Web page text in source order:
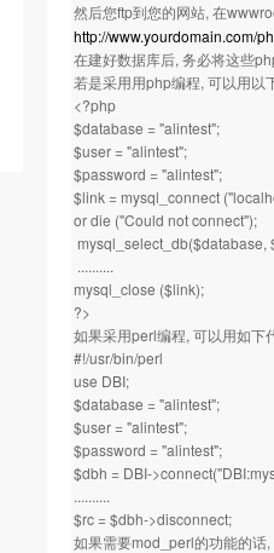
然后您ftp到您的网站, 在
http://www.yourdomain.com/
在建好数据库后, 务必将这些
若是采用用php编程, 可以用以
<?php
$database = "alintest";
$user = "alintest";
$password = "alintest";
$link = mysql_connect
or die ("Could not connect");
mysql_select_db($database,
..........
mysql_close ($link);
?>
如果采用perl编程, 可以用如下
#!/usr/bin/perl
use DBI;
$database = "alintest";
$user = "alintest";
$password = "alintest";
$dbh = DBI-
..........
$rc = $dbh->disconnect;
如果需要mod_perl的功能的话,